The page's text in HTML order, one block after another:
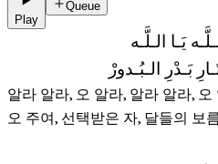
Play
Queue
يَـا الـلَّـه
بَـدْرِ الـبُـدورْ
알라 알라, 오 알라, 알라 알라, 오
오 주여, 선택받은 자, 달들의 보